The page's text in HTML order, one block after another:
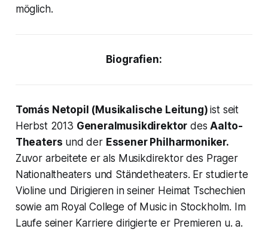
möglich.
Biografien:
Tomás Netopil (Musikalische Leitung)ist seit
Herbst 2013 Generalmusikdirektor desAalto-
Theaters und der Essener Philharmoniker.
Zuvor arbeitete er als Musikdirektor des Prager
Nationaltheaters und Ständetheaters. Er studierte
Violine und Dirigieren in seiner Heimat Tschechien
sowie am Royal College of Music in Stockholm. Im
Laufe seiner Karriere dirigierte er Premieren u. a.